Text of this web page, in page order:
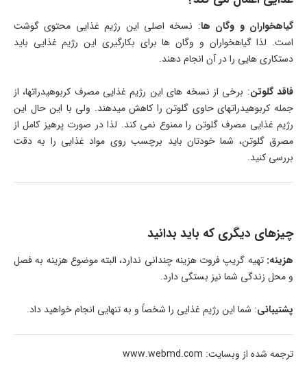
گیاهخواران و وگان­ ها: نسخه اصلی این رژیم غذایی محتوی گوشت
است. لذا گیاهخواران و وگان­ ها برای بکارگیری این رژیم غذایی باید
دستکاری­ هایی را در آن انجام دهند.
فاقد گلوتن: برخی از نسخه­ های این رژیم غذایی مصرف کربوهیدراتها، از
جمله کربوهیدراتهای حاوی گلوتن را کاهش می­دهند. ولی با این حال این
رژیم غذایی مصرف گلوتن را ممنوع نمی­ کند. لذا در صورت پرهیز کامل از
مصرق گلوتن، شما خودتان باید برچسب روی مواد غذایی را به دقت
بررسی کنید.
چیزهای دیگری که باید بدانید
هزینه: تهیه گریپ فروت هزینه چندانی ندارد، البته موضوع هزینه به فصل
و محل زندگی شما نیز بستگی دارد.
پشتیبانی: شما این رژیم غذایی را شخصاً و به تنهایی انجام خواهید داد.
ترجمه شده از وبسایت: www.webmd.com